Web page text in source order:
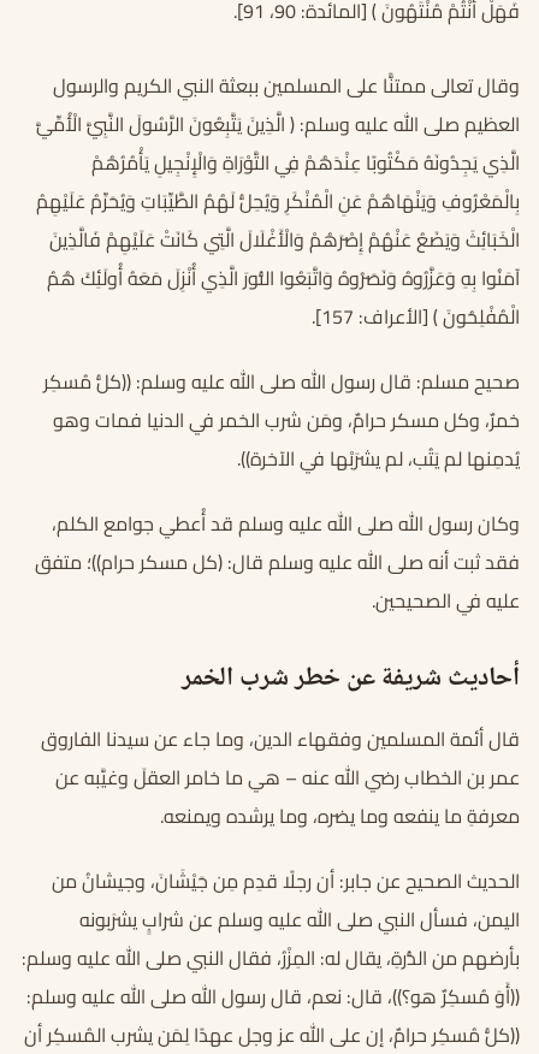
فَهَلْ أَنْتُمْ مُنْتَهُونَ ﴾ [المائدة: 90، 91].
وقال تعالى ممتنًّا على المسلمين ببعثة النبي الكريم والرسول
العظيم صلى الله عليه وسلم: ﴿ الَّذِينَ يَتَّبِعُونَ الرَّسُولَ النَّبِيَّ الْأُمِّيَّ
الَّذِي يَجِدُونَهُ مَكْتُوبًا عِنْدَهُمْ فِي التَّوْرَاةِ وَالْإِنْجِيلِ يَأْمُرُهُمْ
بِالْمَعْرُوفِ وَيَنْهَاهُمْ عَنِ الْمُنْكَرِ وَيُحِلُّ لَهُمُ الطَّيِّبَاتِ وَيُحَرِّمُ عَلَيْهِمُ
الْخَبَائِثَ وَيَضَعُ عَنْهُمْ إِصْرَهُمْ وَالْأَغْلَالَ الَّتِي كَانَتْ عَلَيْهِمْ فَالَّذِينَ
آمَنُوا بِهِ وَعَزَّرُوهُ وَنَصَرُوهُ وَاتَّبَعُوا النُّورَ الَّذِي أُنْزِلَ مَعَهُ أُولَئِكَ هُمُ
الْمُفْلِحُونَ ﴾ [الأعراف: 157].
صحيح مسلم: قال رسول الله صلى الله عليه وسلم: ((كلُّ مُسكِر
خمرٌ، وكل مسكر حرامٌ، ومَن شرب الخمر في الدنيا فمات وهو
يُدمِنها لم يَتُب، لم يشرَبْها في الآخرة)).
وكان رسول الله صلى الله عليه وسلم قد أُعطي جوامع الكلم،
فقد ثبت أنه صلى الله عليه وسلم قال: (كل مسكر حرام))؛ متفق
عليه في الصحيحين.
أحاديث شريفة عن خطر شرب الخمر
قال أئمة المسلمين وفقهاء الدين، وما جاء عن سيدنا الفاروق
عمر بن الخطاب رضي الله عنه – هي ما خامر العقلَ وغيَّبه عن
معرفةِ ما ينفعه وما يضره، وما يرشده ويمنعه.
الحديث الصحيح عن جابر: أن رجلًا قدِم مِن جَيْشَانَ، وجيشانُ من
اليمن، فسأل النبي صلى الله عليه وسلم عن شرابٍ يشرَبونه
بأرضهم من الذُّرةِ، يقال له: المِزْرُ، فقال النبي صلى الله عليه وسلم:
((أَوَ مُسكِرٌ هو؟))، قال: نعم، قال رسول الله صلى الله عليه وسلم:
((كلُّ مُسكِر حرامٌ، إن على الله عز وجل عهدًا لِمَن يشرب المُسكِر أن